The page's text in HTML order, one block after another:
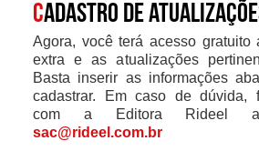
Cadastro de
Agora, você terá acesso gratuito
extra e as atualizações
Basta inserir as informações
cadastrar. Em caso de dúvida,
com a Editora Rideel
sac@rideel.com.br